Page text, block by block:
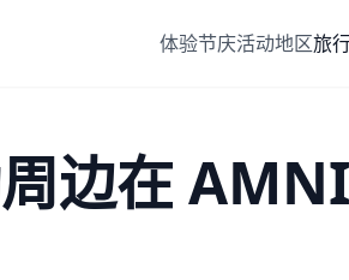
体验节庆活动地区旅
边在